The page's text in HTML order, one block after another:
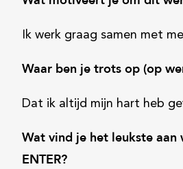
Ik werk graag samen met
Waar ben je trots op (op
Dat ik altijd mijn hart heb
Wat vind je het leukste aan
ENTER?